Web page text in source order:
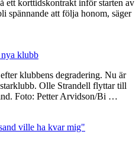
ett korttidskontrakt inför starten av
spännande att följa honom, säger
klubb
klubbens degradering. Nu är
Olle Strandell flyttar till
Foto: Petter Arvidson/Bi …
ville ha kvar mig"